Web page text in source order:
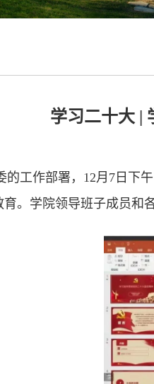
学习二十大 |
的工作部署，12月7日下
。学院领导班子成员和